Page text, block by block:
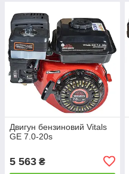
Двигун бензиновий Vitals
GE 7.0-20s
5 563 ₴